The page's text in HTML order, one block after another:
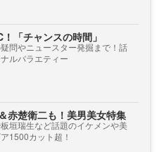
「チャンスの時間」
問やニュースター発掘まで！話
ルバラエティー
赤楚衛二も！美男美女特集
垣瑞生など話題のイケメンや美
1500カット超！